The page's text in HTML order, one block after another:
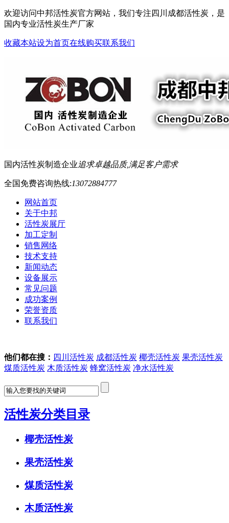
欢迎访问中邦活性炭官方网站，我们专注四川成都活性炭，是
国内专业活性炭生产厂家
收藏本站设为首页在线购买联系我们
国内活性炭制造企业追求卓越品质,满足客户需求
全国免费咨询热线:13072884777
网站首页
关于中邦
活性炭展厅
加工定制
销售网络
技术支持
新闻动态
设备展示
常见问题
成功案例
荣誉资质
联系我们
他们都在搜： 四川活性炭 成都活性炭 椰壳活性炭 果壳活性炭
煤质活性炭 木质活性炭 蜂窝活性炭 净水活性炭
活性炭分类目录
椰壳活性炭
果壳活性炭
煤质活性炭
木质活性炭